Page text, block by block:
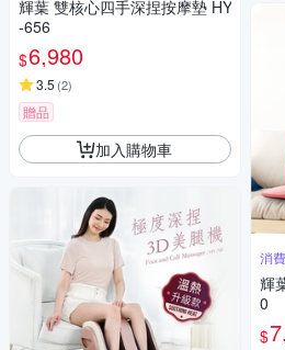
輝葉 雙核心四手深捏按摩墊 HY
-656
$6,980
3.5 (2)
贈品
加入購物車
消
輝
0
$